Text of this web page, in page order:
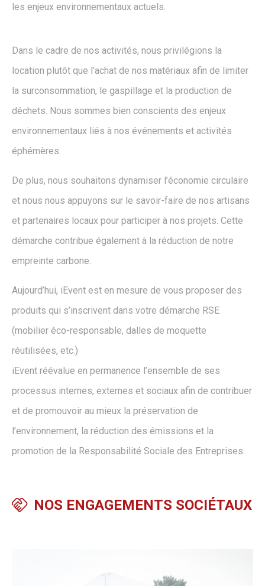
les enjeux environnementaux actuels.
Dans le cadre de nos activités, nous privilégions la
location plutôt que l’achat de nos matériaux afin de limiter
la surconsommation, le gaspillage et la production de
déchets. Nous sommes bien conscients des enjeux
environnementaux liés à nos événements et activités
éphémères.
De plus, nous souhaitons dynamiser l’économie circulaire
et nous nous appuyons sur le savoir-faire de nos artisans
et partenaires locaux pour participer à nos projets. Cette
démarche contribue également à la réduction de notre
empreinte carbone.
Aujourd’hui, iEvent est en mesure de vous proposer des
produits qui s’inscrivent dans votre démarche RSE
(mobilier éco-responsable, dalles de moquette
réutilisées, etc.)
iEvent réévalue en permanence l’ensemble de ses
processus internes, externes et sociaux afin de contribuer
et de promouvoir au mieux la préservation de
l’environnement, la réduction des émissions et la
promotion de la Responsabilité Sociale des Entreprises.
NOS ENGAGEMENTS SOCIÉTAUX